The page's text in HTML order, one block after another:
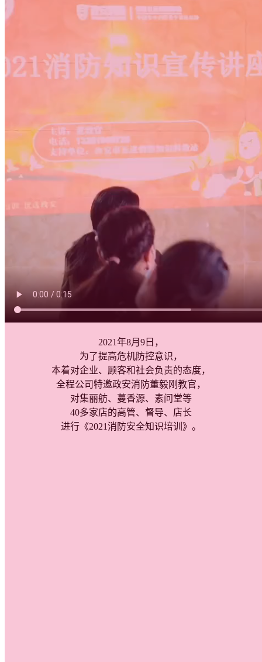
2021年8月9日，
为了提高危机防控意识，
本着对企业、顾客和社会负责的态度，
全程公司特邀政安消防董毅刚教官，
对集丽舫、蔓香源、素问堂等
40多家店的高管、督导、店长
进行《2021消防安全知识培训》。